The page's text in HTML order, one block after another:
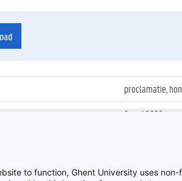
proclamatie,
9 mei 2022
to function, Ghent University uses